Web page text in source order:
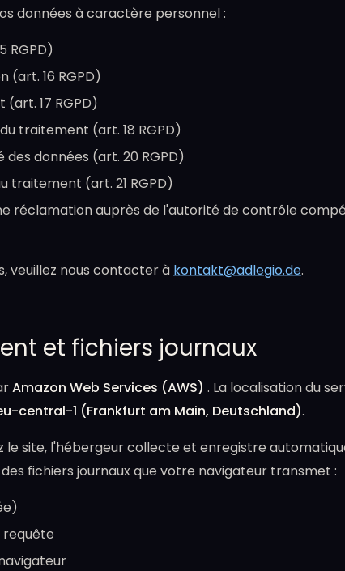
données à caractère personnel :
RGPD)
(art. 16 RGPD)
17 RGPD)
traitement (art. 18 RGPD)
données (art. 20 RGPD)
traitement (art. 21 RGPD)
réclamation auprès de l'autorité de contrôle
veuillez nous contacter à kontakt@adlegio.de.
et fichiers journaux
Amazon Web Services (AWS) . La localisation du
central-1 (Frankfurt am Main, Deutschland).
le site, l'hébergeur collecte et enregistre
fichiers journaux que votre navigateur transmet :
requête